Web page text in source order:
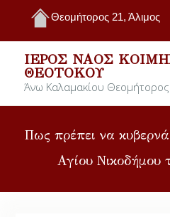
Θεομήτορος 21, Άλιμος
ΙΕΡΌΣ ΝΑΌΣ
ΘΕΟΤΌΚΟΥ
Άνω Καλαμακίου Θεομήτορος
Πως πρέπει να
Αγίου Νικοδήμου